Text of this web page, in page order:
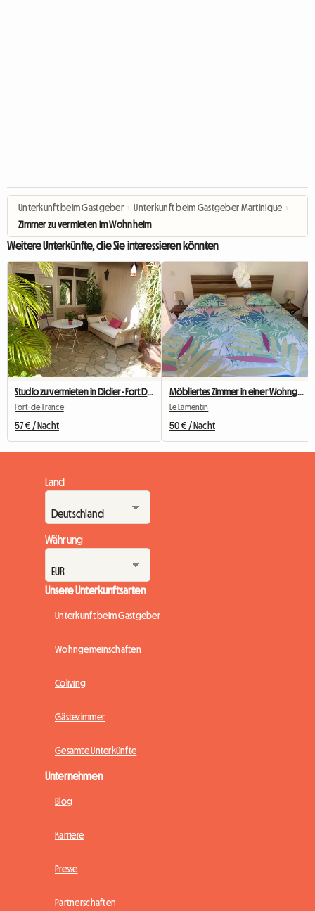
Unterkunft beim Gastgeber › Unterkunft beim Gastgeber Martinique ›
Zimmer zu vermieten im Wohnheim
Weitere Unterkünfte, die Sie interessieren könnten
Studio zu vermieten in Didier - Fort De France
Fort-de-France
57 € / Nacht
Le Lamentin
50 € / Nacht
Land
Währung
Unsere Unterkunftsarten
Unterkunft beim Gastgeber
Wohngemeinschaften
Coliving
Gästezimmer
Gesamte Unterkünfte
Unternehmen
Blog
Karriere
Presse
Partnerschaften